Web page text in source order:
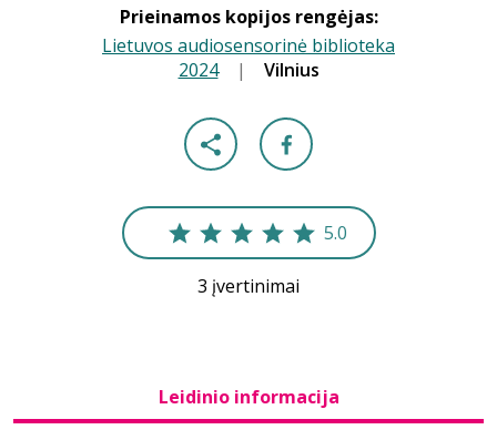
Prieinamos kopijos rengėjas:
Lietuvos audiosensorinė biblioteka
2024 | Vilnius
5.0
3 įvertinimai
Leidinio informacija